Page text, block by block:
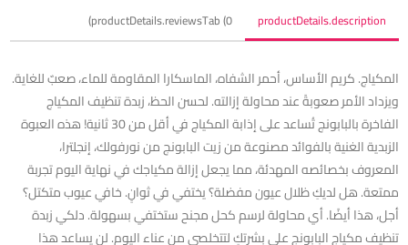
productDetails.description
productDetails.reviewsTab (0)
المكياج. كريم الأساس، أحمر الشفاه، الماسكارا المقاومة للماء، صعبٌ للغاية.
ويزداد الأمر صعوبةً عند محاولة إزالته. لحسن الحظ، زبدة تنظيف المكياج
الفاخرة بالبابونج تُساعد على إذابة المكياج في أقل من 30 ثانية! هذه العبوة
الزبدية الغنية بالفوائد مصنوعة من زيت البابونج من نورفولك، إنجلترا،
المعروف بخصائصه المهدئة، مما يجعل إزالة مكياجك في نهاية اليوم تجربة
ممتعة. هل لديكِ ظلال عيون مفضلة؟ يختفي في ثوانٍ. خافي عيوب متكتل؟
أجل، هذا أيضًا. أي محاولة لرسم كحل مجنح ستختفي بسهولة. دلكي زبدة
تنظيف مكياج البابونج على بشرتكِ لتتخلصي من عناء اليوم. لن يساعد هذا